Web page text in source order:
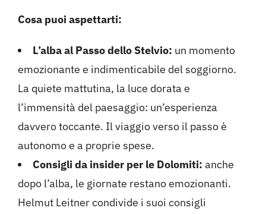
Cosa puoi aspettarti:
L’alba al Passo dello Stelvio: un momento
emozionante e indimenticabile del soggiorno.
La quiete mattutina, la luce dorata e
l’immensità del paesaggio: un’esperienza
davvero toccante. Il viaggio verso il passo è
autonomo e a proprie spese.
Consigli da insider per le Dolomiti: anche
dopo l’alba, le giornate restano emozionanti.
Helmut Leitner condivide i suoi consigli